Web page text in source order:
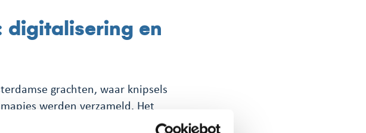
digitalisering en
grachten, waar knipsels
werden verzameld. Het
ondersteund door de toegewijde